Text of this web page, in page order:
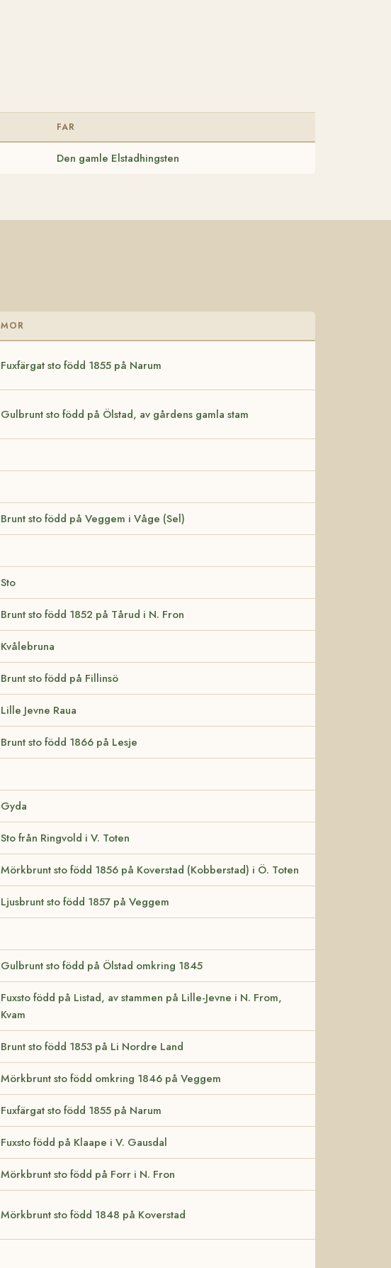
FAR
Den gamle Elstadhingsten
MOR
Fuxfärgat sto född 1855 på Narum
Gulbrunt sto född på Ölstad, av gårdens gamla stam
Brunt sto född på Veggem i Våge (Sel)
Sto
Brunt sto född 1852 på Tårud i N. Fron
Kvålebruna
Brunt sto född på Fillinsö
Lille Jevne Raua
Brunt sto född 1866 på Lesje
Gyda
Sto från Ringvold i V. Toten
Mörkbrunt sto född 1856 på Koverstad (Kobberstad) i Ö. Toten
Ljusbrunt sto född 1857 på Veggem
Gulbrunt sto född på Ölstad omkring 1845
Fuxsto född på Listad, av stammen på Lille-Jevne i N. From,
Kvam
Brunt sto född 1853 på Li Nordre Land
Mörkbrunt sto född omkring 1846 på Veggem
Fuxfärgat sto född 1855 på Narum
Fuxsto född på Klaape i V. Gausdal
Mörkbrunt sto född på Forr i N. Fron
Mörkbrunt sto född 1848 på Koverstad